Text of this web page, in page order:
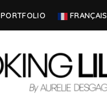
PORTFOLIO FRANÇAIS